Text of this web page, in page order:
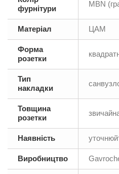
фурнітури
MBN
Матеріал ЦАМ
Форма
розетки
Тип
накладки
Товщина
розетки
Наявність
Виробництво